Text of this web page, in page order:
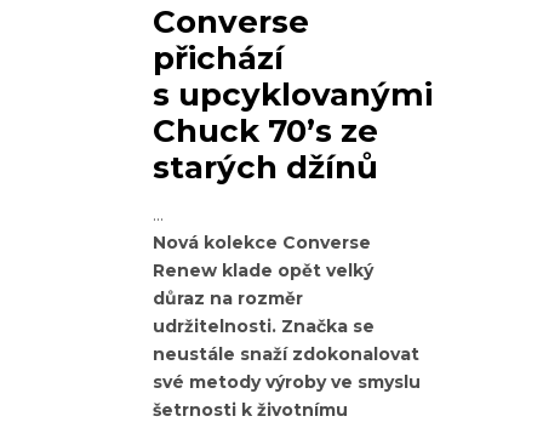
Converse
přichází
s upcyklovanými
Chuck 70’s ze
starých džínů
Nová kolekce Converse
Renew klade opět velký
důraz na rozměr
udržitelnosti. Značka se
neustále snaží zdokonalovat
své metody výroby ve smyslu
šetrnosti k životnímu